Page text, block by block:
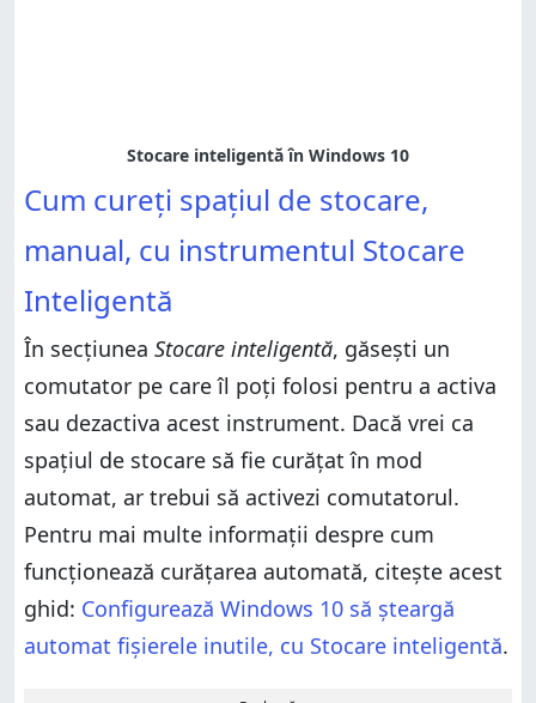
Cum cureți spațiul de stocare,
manual, cu instrumentul Stocare
Inteligentă
În secțiunea Stocare inteligentă, găsești un
comutator pe care îl poți folosi pentru a activa
sau dezactiva acest instrument. Dacă vrei ca
spațiul de stocare să fie curățat în mod
automat, ar trebui să activezi comutatorul.
Pentru mai multe informații despre cum
funcționează curățarea automată, citește acest
ghid: Configurează Windows 10 să șteargă
automat fișierele inutile, cu Stocare inteligentă.